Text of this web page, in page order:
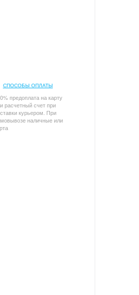
СПОСОБЫ ОПЛАТЫ
предоплата на карту
расчетный счет при
курьером. При
наличные или